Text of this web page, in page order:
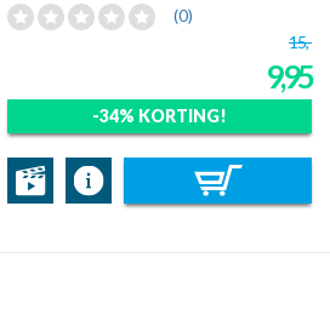
(0)
15,-
9,95
-34% KORTING!